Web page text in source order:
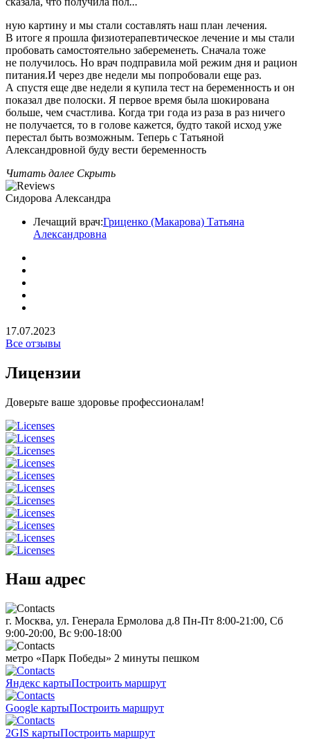
ную картину и мы стали составлять наш план лечения.
В итоге я прошла физиотерапевтическое лечение и мы стали
пробовать самостоятельно забеременеть. Сначала тоже
не получилось. Но врач подправила мой режим дня и рацион
питания.И через две недели мы попробовали еще раз.
А спустя еще две недели я купила тест на беременность и он
показал две полоски. Я первое время была шокирована
больше, чем счастлива. Когда три года из раза в раз ничего
не получается, то в голове кажется, будто такой исход уже
перестал быть возможным. Теперь с Татьяной
Александровной буду вести беременность
Читать далее Скрыть
Сидорова Александра
Лечащий врач:Гриценко (Макарова) Татьяна
Александровна
17.07.2023
Все отзывы
Лицензии
Доверьте ваше здоровье профессионалам!
Наш адрес
г. Москва, ул. Генерала Ермолова д.8 Пн-Пт 8:00-21:00, Сб
9:00-20:00, Вс 9:00-18:00
метро «Парк Победы» 2 минуты пешком
Яндекс картыПостроить маршрут
Google картыПостроить маршрут
2GIS картыПостроить маршрут